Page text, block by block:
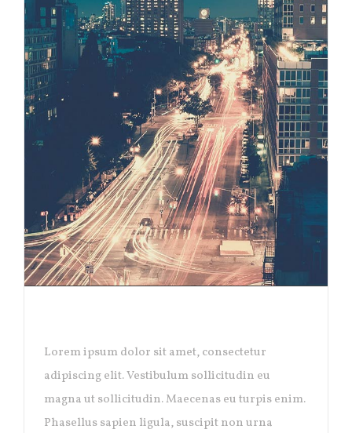
Lorem ipsum dolor sit amet, consectetur
adipiscing elit. Vestibulum sollicitudin eu
magna ut sollicitudin. Maecenas eu turpis enim.
Phasellus sapien ligula, suscipit non urna